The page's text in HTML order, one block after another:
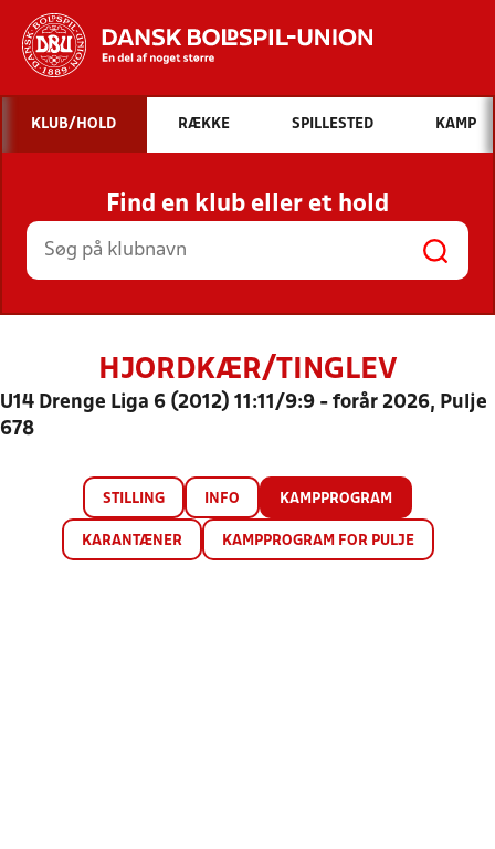
Hvad vil du søge efter?
INDHOLD OG NYHEDER
STILLINGER, RESULTATER, KLUBBER OG
HOLD
KLUB/HOLD RÆKKE SPILLESTED KAMP
Find en klub eller et hold
HJORDKÆR/TINGLEV
U14 Drenge Liga 6 (2012) 11:11/9:9 - forår 2026, Pulje
678
STILLING INFO KAMPPROGRAM
KARANTÆNER KAMPPROGRAM FOR PULJE